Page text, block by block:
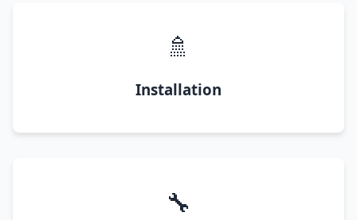
🚿
Installation
🔧